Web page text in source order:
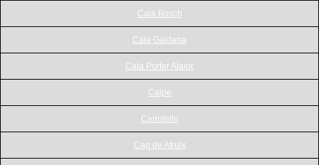
Cala Bosch
Cala Galdana
Cala Porter Alaior
Calpe
Canutells
Cap de Atruix